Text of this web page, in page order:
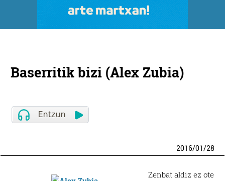
Baserritik bizi (Alex Zubia)
2016/01/28
Zenbat aldiz ez ote